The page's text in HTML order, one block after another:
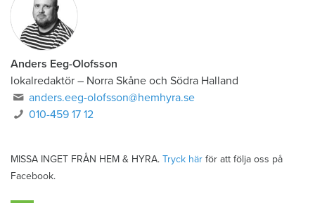
Anders Eeg-Olofsson
lokalredaktör – Norra Skåne och Södra Halland
anders.eeg-olofsson@hemhyra.se
010-459 17 12
MISSA INGET FRÅN HEM & HYRA. Tryck här för att följa oss på
Facebook.